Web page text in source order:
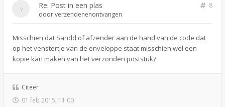
Re: Post in een plas
8
doorverzendenenontvangen
Misschien dat Sandd of afzender aan de hand van de code dat
op het venstertje van de enveloppe staat misschien wel een
kopie kan maken van het verzonden poststuk?
Citeer
01 feb 2015, 11:00